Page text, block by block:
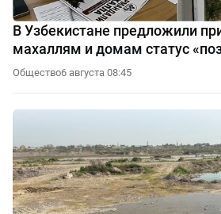
В Узбекистане предложили
махаллям и домам статус
Общество6 августа 08:45